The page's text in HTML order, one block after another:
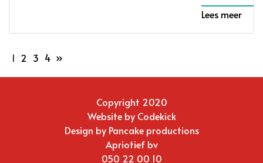
Lees meer
1 2 3 4 »
Copyright 2020
Website by Codekick
Design by Pancake productions
Apriotief bv
050 22 00 10